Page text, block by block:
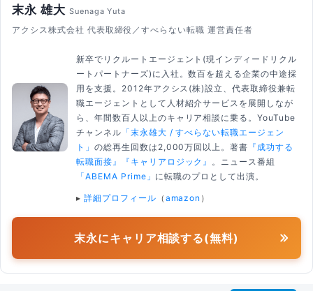
末永 雄大 Suenaga Yuta
アクシス株式会社 代表取締役／すべらない転職 運営責任者
新卒でリクルートエージェント(現インディードリクル
ートパートナーズ)に入社。数百を超える企業の中途採
用を支援。2012年アクシス(株)設立、代表取締役兼転
職エージェントとして人材紹介サービスを展開しなが
ら、年間数百人以上のキャリア相談に乗る。YouTube
チャンネル 「末永雄大 / すべらない転職エージェン
ト」 の総再生回数は2,000万回以上。著書 『成功する
転職面接』
『キャリアロジック』
。ニュース番組
「ABEMA Prime」 に転職のプロとして出演。
▸ 詳細プロフィール （ amazon ）
末永にキャリア相談する(無料)